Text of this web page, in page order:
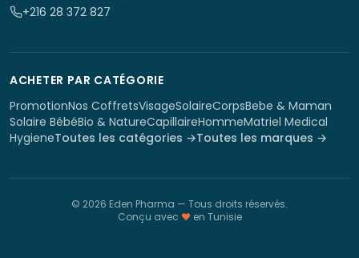
+216 28 372 827
ACHETER PAR CATÉGORIE
PromotionNos CoffretsVisageSolaireCorpsBebe & Maman
Solaire BébéBio & NatureCapillaireHommeMatriel Medical
HygieneToutes les catégories →Toutes les marques →
© 2026 Eden Pharma — Tous droits réservés.
Conçu avec ♥en Tunisie